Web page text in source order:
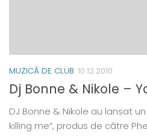
MUZICĂ DE CLUB 10.12.2010
Dj Bonne & Nikole –
DJ Bonne & Nikole au lansat
killing me”, produs de către